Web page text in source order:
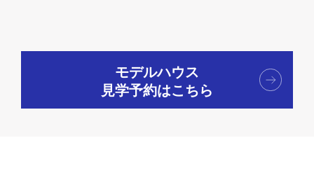
モデルハウス
見学予約はこちら